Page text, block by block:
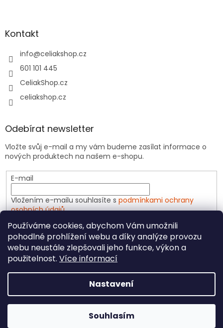
Používáme cookies, abychom Vám umožnili
pohodlné prohlížení webu a díky analýze provozu
webu neustále zlepšovali jeho funkce, výkon a
použitelnost. Více informací
Nastavení
Souhlasím
Kontakt
info@celiakshop.cz
601 101 445
CeliakShop.cz
celiakshop.cz
Odebírat newsletter
Vložte svůj e-mail a my vám budeme zasílat informace o
nových produktech na našem e-shopu.
E-mail
Vložením e-mailu souhlasíte s podmínkami ochrany
osobních údajů
PŘIHLÁSIT SE
Copyright 2026CeliakShop.cz. Všechna práva
vyhrazena.